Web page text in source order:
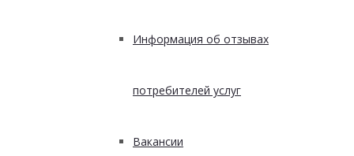
Информация об отзывах
потребителей услуг
Вакансии